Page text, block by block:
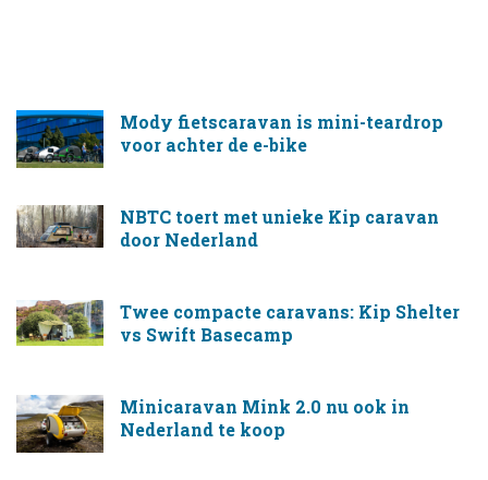
Mody fietscaravan is mini-teardrop
voor achter de e-bike
NBTC toert met unieke Kip caravan
door Nederland
Twee compacte caravans: Kip Shelter
vs Swift Basecamp
Minicaravan Mink 2.0 nu ook in
Nederland te koop